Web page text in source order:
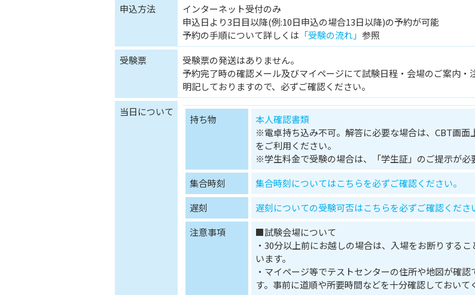
申込方法
インターネット受付のみ
申込日より3日目以降(例:10日申込の場合13日以降)の予約が可能
予約の手順について詳しくは 「受験の流れ」 参照
受験票
受験票の発送はありません。
予約完了時の確認メール及びマイページにて試験日程・会場のご案内・
明記しておりますので、必ずご確認ください。
当日について
持ち物
本人確認書類
※電卓持ち込み不可。解答に必要な場合は、CBT画面
をご利用ください。
※学生料金で受験の場合は、「学生証」のご提示が必
集合時刻
集合時刻についてはこちらを必ずご確認ください。
遅刻
遅刻についての受験可否はこちらを必ずご確認くださ
注意事項
■試験会場について
・30分以上前にお越しの場合は、入場をお断りするこ
います。
・マイページ等でテストセンターの住所や地図が確認
す。事前に道順や所要時間などを十分確認しておいて